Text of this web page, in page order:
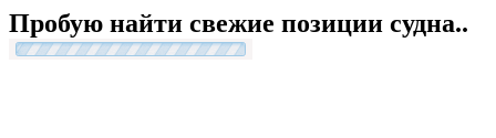
Пробую найти свежие позиции судна..